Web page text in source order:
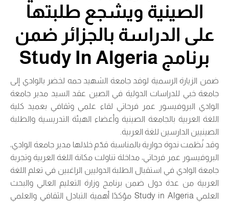
الصينية ويشجع طلبتها
على الدراسة بالجزائر ضمن
برنامج Study In Algeria
ضمن الزيارة الرسمية لوفد جامعة الشهيد حمه لخضر بالوادي إلى
جامعة خبي للدراسات الدولية في الصين عقد السيد مدير جامعة
الوادي البروفيسور عمر فرحاتي لقاء علمي وثقافي بعميد كلية
اللغة العربية بالجامعة الصينية وأعضاء الهيئة التدريسية والطلبة
الصينيين الدارسين للغة العربية.
وقد نُظمت ندوة حوارية بالمناسبة قدّم خلالها مدير جامعة الوادي،
البروفيسور عمر فرحاتي، مداخلة تناولت مكانة اللغة العربية وتجربة
جامعة الوادي في استقبال الطلبة الدوليين الراغبين في تعلم اللغة
العربية من عدة دول ضمن برنامج وزارة التعليم العالي والبحث
العلمي Study in Algeria مؤكدًا أهمية التبادل الثقافي والعلمي